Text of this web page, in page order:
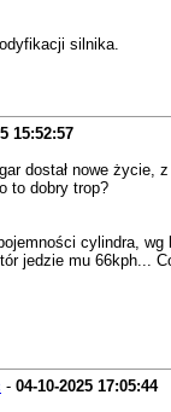
silnika.
15:52:57
dostał nowe
to dobry trop?
cylindra, wg
jedzie mu 66kph...
- 04-10-2025 17:05:44